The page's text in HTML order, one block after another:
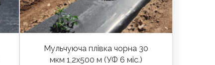
Мульчуюча плівка чорна 30
мкм 1,2х500 м (УФ 6 міс.)